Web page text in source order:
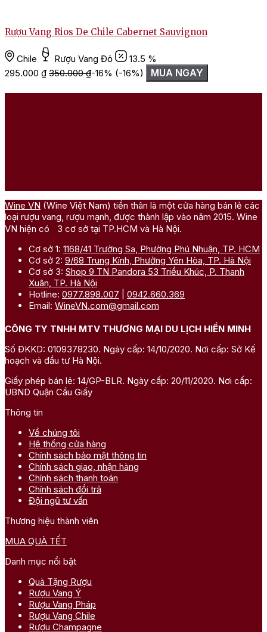
Rượu Vang Rios De Chile Cabernet Sauvignon
Chile Rượu Vang Đỏ
13.5 %
295.000 ₫ 350.000₫-16% (-16%) MUA NGAY
Wine VN (Wine Việt Nam) tiền thân là một cửa hàng bán lẻ các
loại rượu vang, rượu mạnh, được thành lập vào năm 2015. Wine
VN hiện có 3 cơ sở tại TP.HCM và Hà Nội.
Cơ sở 1: 1168/41 Trường Sa, Phường Phú Nhuận, TP. HCM
Cơ sở 2: 9/68 Trung Kính, Phường Yên Hòa, TP. Hà Nội
Cơ sở 3: Shop 9 TN Pandora 53 Triều Khúc, P. Thanh
Xuân, TP. Hà Nội
Hotline: 0977.898.007
0942.660.369
Email: WineVN.com@gmail.com
CÔNG TY TNHH MTV THƯƠNG MẠI DU LỊCH HIỀN MINH
Số ĐKKD: 0109378230. Ngày cấp: 14/10/2020. Nơi cấp: Sở Kế
hoạch và đầu tư Hà Nội.
Giấy phép bán lẻ: 14/GP-BLR. Ngày cấp: 20/11/2020. Nơi cấp:
UBND Quận Cầu Giấy
Thông tin
Về chúng tôi
Hệ thống cửa hàng
Chính sách bảo mật thông tin
Chính sách giao, nhận hàng
Chính sách thanh toán
Chính sách đổi trả
Đội ngũ tư vấn
Thương hiệu thành viên
MUA QUÀ TẾT
Danh mục nổi bật
Quà Tặng Rượu
Rượu Vang Ý
Rượu Vang Pháp
Rượu Vang Chile
Rượu Champagne